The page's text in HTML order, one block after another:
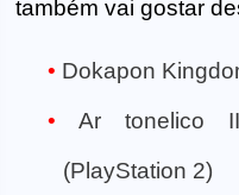
também vai gostar
Dokapon
Ar tonelico
(PlayStation 2)